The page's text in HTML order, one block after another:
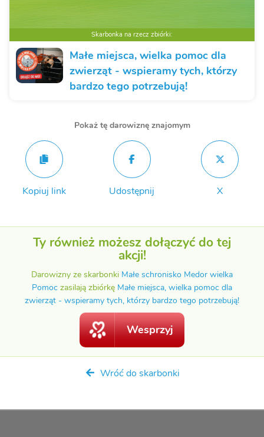
Skarbonka na rzecz zbiórki:
Małe miejsca, wielka pomoc dla
zwierząt - wspieramy tych, którzy
bardzo tego potrzebują!
Pokaż tę darowiznę znajomym
Kopiuj link Udostępnij X
Ty również możesz dołączyć do tej
akcji!
Darowizny ze skarbonki Małe schronisko Medor wielka
Pomoc zasilają zbiórkę Małe miejsca, wielka pomoc dla
zwierząt - wspieramy tych, którzy bardzo tego potrzebują!
Wesprzyj
Wróć do skarbonki